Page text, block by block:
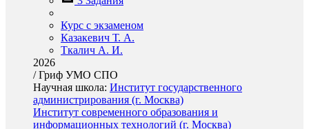
Курс с экзаменом
Казакевич Т. А.
Ткалич А. И.
2026
/Гриф УМО СПО
Научная школа: Институт государственного
администрирования (г. Москва)
Институт современного образования и
информационных технологий (г. Москва)